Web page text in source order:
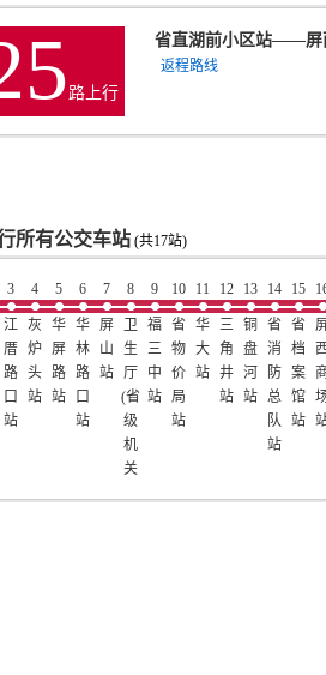
路上行
省直湖前小区站——
返程路线
所有公交车站 (共17站)
3
江
厝
路
口
站
4
灰
炉
头
站
5
华
屏
路
站
6
华
林
路
口
站
7
屏
山
站
8
卫
生
厅
(省
级
机
关
9
福
三
中
站
10
省
物
价
局
站
11
华
大
站
12
三
角
井
站
13
铜
盘
河
站
14
省
消
防
总
队
站
15
省
档
案
馆
站